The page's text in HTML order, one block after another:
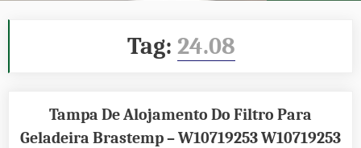
Tag: 24.08
Tampa De Alojamento Do Filtro Para
Geladeira Brastemp – W10719253 W10719253